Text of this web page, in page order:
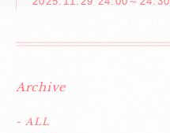
Archive
- ALL